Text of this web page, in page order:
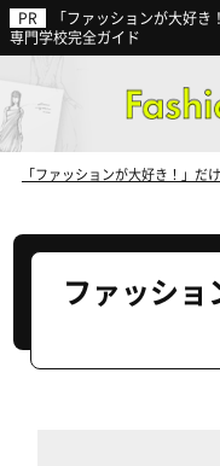
「ファッションが大好
専門学校完全ガイド
「ファッションが大好き！」
ファッシ